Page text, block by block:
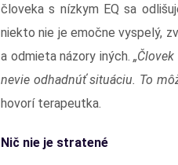
človeka s nízkym EQ sa
niekto nie je emočne vyspelý,
a odmieta názory iných.
nevie odhadnúť situáciu. To
hovorí terapeutka.
Nič nie je stratené